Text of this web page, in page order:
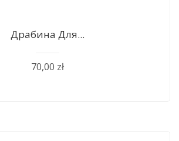
Драбина Для...
70,00 zł